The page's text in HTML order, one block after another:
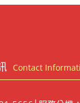
Contact